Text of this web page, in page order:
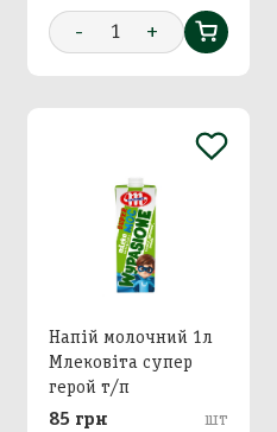
- 1 +
Напій молочний 1л
Млековіта супер
герой т/п
85 грн
шт